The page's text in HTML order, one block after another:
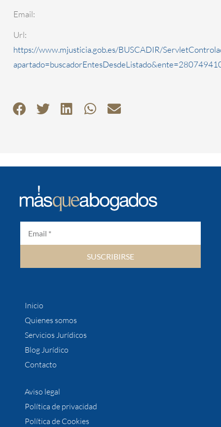
Email:
Url:
https://www.mjusticia.gob.es/BUSCADIR/
SUSCRIBIRSE
Inicio
Quienes somos
Servicios Jurídicos
Blog Jurídico
Contacto
Aviso legal
Política de privacidad
Política de Cookies